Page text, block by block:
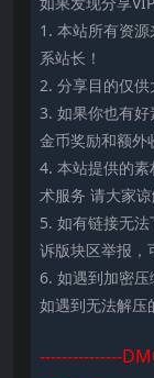
1. 本站所有资
系站长！
2. 分享目的仅供
3. 如果你也有
金币奖励和额外
4. 本站提供的
术服务 请大家谅
5. 如有链接无
诉版块区举报，
6. 如遇到加密
如遇到无法解压
---------------